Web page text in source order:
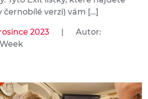
černobílé verzi) vám […]
2023
Autor: